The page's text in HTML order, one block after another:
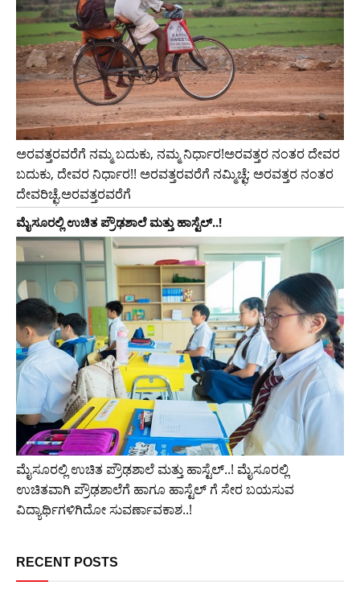
ಅರವತ್ತರವರೆಗೆ ನಮ್ಮ ಬದುಕು, ನಮ್ಮ ನಿರ್ಧಾರ!ಅರವತ್ತರ ನಂತರ ದೇವರ
ಬದುಕು, ದೇವರ ನಿರ್ಧಾರ!! ಅರವತ್ತರವರೆಗೆ ನಮ್ಮಿಚ್ಛೆ; ಅರವತ್ತರ ನಂತರ
ದೇವರಿಚ್ಛೆ.ಅರವತ್ತರವರೆಗೆ
ಮೈಸೂರಲ್ಲಿ ಉಚಿತ ಪ್ರೌಢಶಾಲೆ ಮತ್ತು ಹಾಸ್ಟೆಲ್..!
ಮೈಸೂರಲ್ಲಿ ಉಚಿತ ಪ್ರೌಢಶಾಲೆ ಮತ್ತು ಹಾಸ್ಟೆಲ್..! ಮೈಸೂರಲ್ಲಿ
ಉಚಿತವಾಗಿ ಪ್ರೌಢಶಾಲೆಗೆ ಹಾಗೂ ಹಾಸ್ಟೆಲ್ ಗೆ ಸೇರ ಬಯಸುವ
ವಿದ್ಯಾರ್ಥಿಗಳಿಗಿದೋ ಸುವರ್ಣಾವಕಾಶ..!
RECENT POSTS